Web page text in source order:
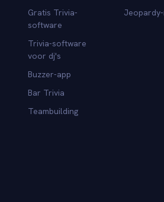
Gratis Trivia-
software
Trivia-software
voor dj's
Buzzer-app
Bar Trivia
Teambuilding